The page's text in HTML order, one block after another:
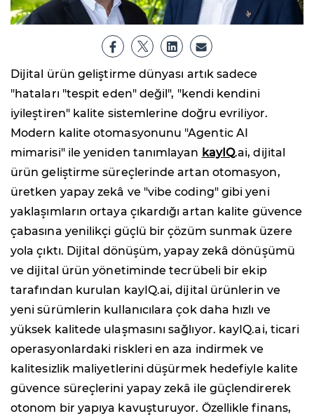
Dijital ürün geliştirme dünyası artık sadece
"hataları "tespit eden" değil", "kendi kendini
iyileştiren" kalite sistemlerine doğru evriliyor.
Modern kalite otomasyonunu "Agentic AI
mimarisi" ile yeniden tanımlayan kayIQ.ai, dijital
ürün geliştirme süreçlerinde artan otomasyon,
üretken yapay zekâ ve "vibe coding" gibi yeni
yaklaşımların ortaya çıkardığı artan kalite güvence
çabasına yenilikçi güçlü bir çözüm sunmak üzere
yola çıktı. Dijital dönüşüm, yapay zekâ dönüşümü
ve dijital ürün yönetiminde tecrübeli bir ekip
tarafından kurulan kayIQ.ai, dijital ürünlerin ve
yeni sürümlerin kullanıcılara çok daha hızlı ve
yüksek kalitede ulaşmasını sağlıyor. kayIQ.ai, ticari
operasyonlardaki riskleri en aza indirmek ve
kalitesizlik maliyetlerini düşürmek hedefiyle kalite
güvence süreçlerini yapay zekâ ile güçlendirerek
otonom bir yapıya kavuşturuyor. Özellikle finans,